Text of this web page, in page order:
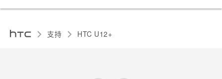
支持 HTC U12+‎